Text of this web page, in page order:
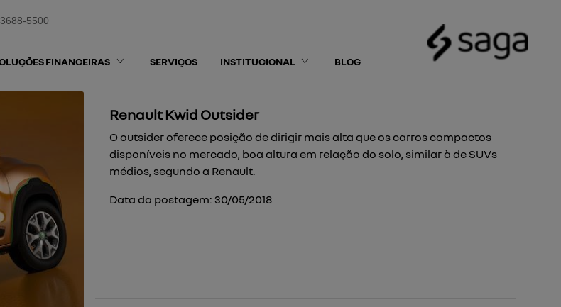
5500
FINANCEIRAS SERVIÇOS INSTITUCIONAL BLOG
Renault Kwid Outsider
O outsider oferece posição de dirigir mais alta que os carros compactos
disponíveis no mercado, boa altura em relação do solo, similar à de SUVs
médios, segundo a Renault.
Data da postagem: 30/05/2018